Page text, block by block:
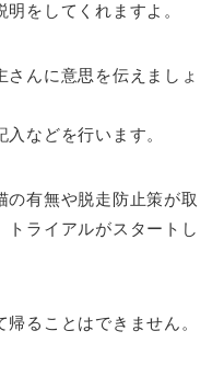
をしてくれますよ。
んに意思を伝えましょ
などを行います。
の有無や脱走防止策が取
トライアルがスタートし
ることはできません。